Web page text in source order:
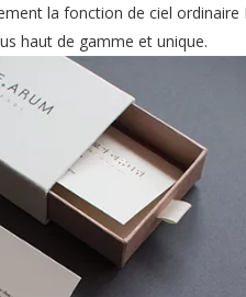
la fonction de ciel
haut de gamme et unique.